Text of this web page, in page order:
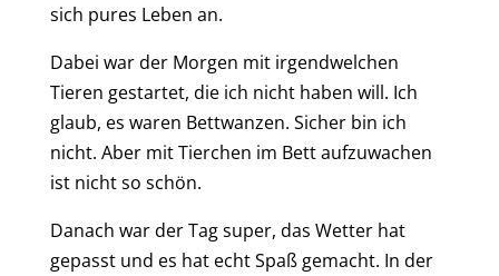
sich pures Leben an.
Dabei war der Morgen mit irgendwelchen
Tieren gestartet, die ich nicht haben will. Ich
glaub, es waren Bettwanzen. Sicher bin ich
nicht. Aber mit Tierchen im Bett aufzuwachen
ist nicht so schön.
Danach war der Tag super, das Wetter hat
gepasst und es hat echt Spaß gemacht. In der